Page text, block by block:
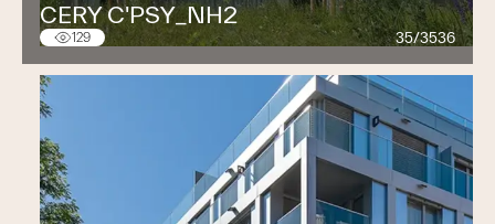
CERY C'PSY_NH2
129 35/3536